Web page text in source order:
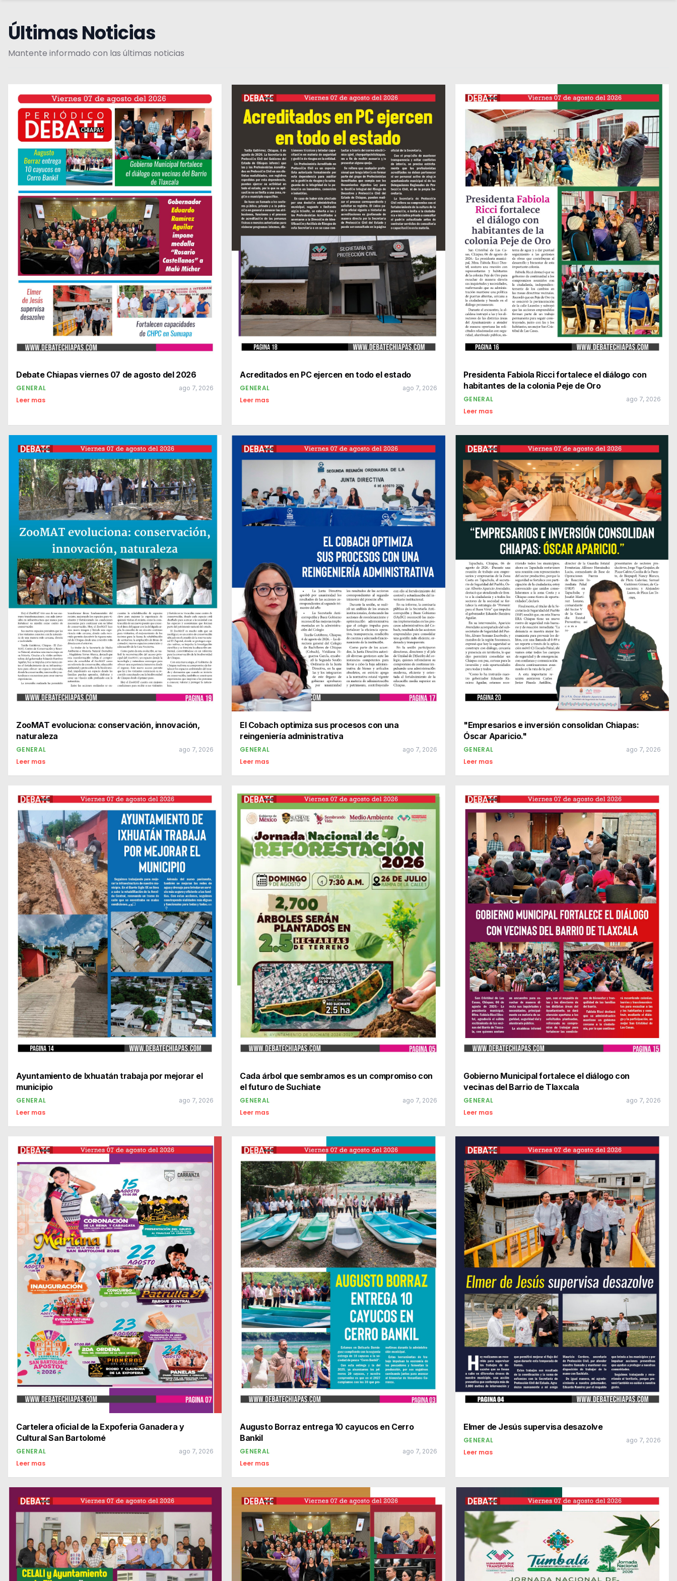
Últimas Noticias
Mantente informado con las últimas noticias
Debate Chiapas viernes 07 de agosto del 2026
GENERAL ago 7, 2026
Leer mas
Acreditados en PC ejercen en todo el estado
GENERAL ago 7, 2026
Leer mas
Presidenta Fabiola Ricci fortalece el diálogo con
habitantes de la colonia Peje de Oro
GENERAL ago 7, 2026
Leer mas
ZooMAT evoluciona: conservación, innovación,
naturaleza
GENERAL ago 7, 2026
Leer mas
El Cobach optimiza sus procesos con una
reingeniería administrativa
GENERAL ago 7, 2026
Leer mas
"Empresarios e inversión consolidan Chiapas:
GENERAL ago 7, 2026
Leer mas
Ayuntamiento de Ixhuatán trabaja por mejorar el
municipio
GENERAL ago 7, 2026
Leer mas
Cada árbol que sembramos es un compromiso con
el futuro de Suchiate
GENERAL ago 7, 2026
Leer mas
Gobierno Municipal fortalece el diálogo con
vecinas del Barrio de Tlaxcala
GENERAL ago 7, 2026
Leer mas
Cartelera oficial de la Expoferia Ganadera y
Cultural San Bartolomé
GENERAL ago 7, 2026
Leer mas
Augusto Borraz entrega 10 cayucos en Cerro
Bankil
GENERAL ago 7, 2026
Leer mas
Elmer de Jesús supervisa desazolve
GENERAL ago 7, 2026
Leer mas